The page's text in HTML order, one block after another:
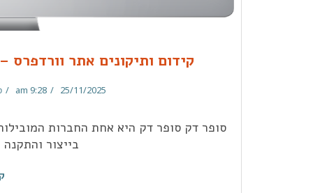
קידום ותיקונים אתר
25/11/2025
9:28 am
סופר דק סופר דק היא אחת החברות
בייצור